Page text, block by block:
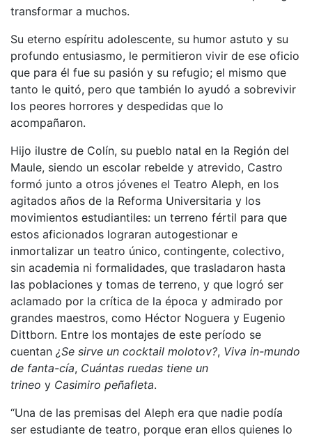
transformar a muchos.
Su eterno espíritu adolescente, su humor astuto y su
profundo entusiasmo, le permitieron vivir de ese oficio
que para él fue su pasión y su refugio; el mismo que
tanto le quitó, pero que también lo ayudó a sobrevivir
los peores horrores y despedidas que lo
acompañaron.
Hijo ilustre de Colín, su pueblo natal en la Región del
Maule, siendo un escolar rebelde y atrevido, Castro
formó junto a otros jóvenes el Teatro Aleph, en los
agitados años de la Reforma Universitaria y los
movimientos estudiantiles: un terreno fértil para que
estos aficionados lograran autogestionar e
inmortalizar un teatro único, contingente, colectivo,
sin academia ni formalidades, que trasladaron hasta
las poblaciones y tomas de terreno, y que logró ser
aclamado por la crítica de la época y admirado por
grandes maestros, como Héctor Noguera y Eugenio
Dittborn. Entre los montajes de este período se
cuentan ¿Se sirve un cocktail molotov?, Viva in-mundo
de fanta-cía, Cuántas ruedas tiene un
trineo y Casimiro peñafleta.
“Una de las premisas del Aleph era que nadie podía
ser estudiante de teatro, porque eran ellos quienes lo